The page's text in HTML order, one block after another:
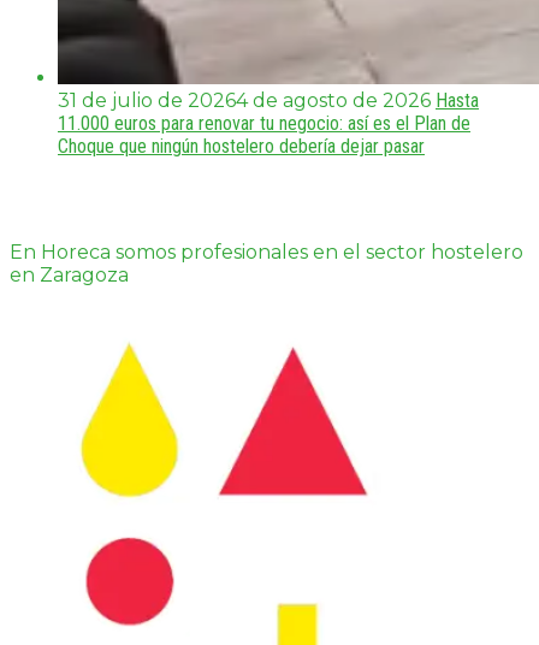
31 de julio de 20264 de agosto de 2026 Hasta
11.000 euros para renovar tu negocio: así es el Plan de
Choque que ningún hostelero debería dejar pasar
En Horeca somos profesionales en el sector hostelero
en Zaragoza